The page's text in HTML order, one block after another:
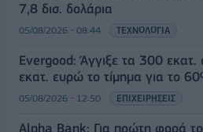
7,8 δισ. δολάρια
05/08/2026 - 08:44 ΤΕΧΝΟΛΟΓΙΑ
Evergood: Άγγιξε τα 300 εκατ.
εκατ. ευρώ το τίμημα για το
05/08/2026 - 12:50 ΕΠΙΧΕΙΡΗΣΕΙΣ
Alpha Bank: Για πρώτη φορά